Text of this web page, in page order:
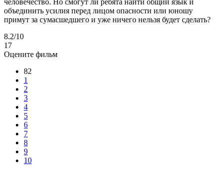
объединить усилия перед лицом опасности или юношу
примут за сумасшедшего и уже ничего нельзя будет сделать?
8.2/10
17
Оцените фильм
82
1
2
3
4
5
6
7
8
9
10